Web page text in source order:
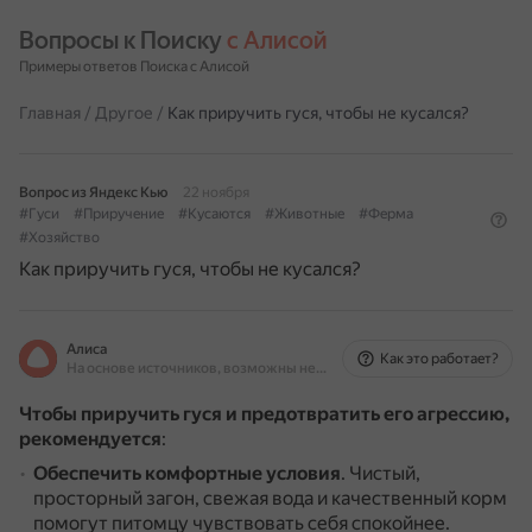
Вопросы к Поиску с Алисой
Примеры ответов Поиска с Алисой
Главная / Другое / Как приручить гуся, чтобы не кусался?
Вопрос из Яндекс Кью
22 ноября
#Гуси
#Приручение #Кусаются #Животные
#Ферма
#Хозяйство
Как приручить гуся, чтобы не кусался?
Алиса
На основе источников, возможны неточности
Как это работает?
Чтобы приручить гуся и предотвратить его агрессию,
рекомендуется:
Обеспечить комфортные условия. Чистый,
просторный загон, свежая вода и качественный корм
помогут питомцу чувствовать себя спокойнее.